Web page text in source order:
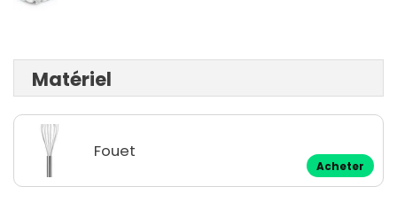
Matériel
Fouet
Acheter